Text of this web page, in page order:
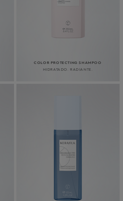
COLOR PROTECTING SHAMPOO
HIDRATADO. RADIANTE.